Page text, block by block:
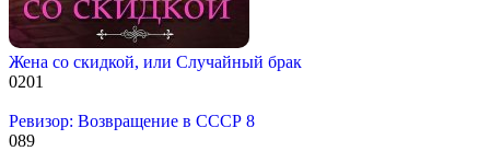
Жена со скидкой, или Случайный брак
0201
Ревизор: Возвращение в СССР 8
089